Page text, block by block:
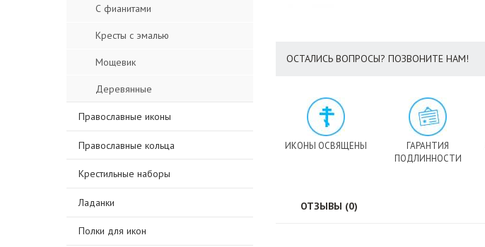
С фианитами
Кресты с эмалью
Мощевик
Деревянные
Православные иконы
Православные кольца
Крестильные наборы
Ладанки
Полки для икон
ОСТАЛИСЬ ВОПРОСЫ? ПОЗВОНИТЕ НАМ!
ИКОНЫ ОСВЯЩЕНЫ
ГАРАНТИЯ
ПОДЛИННОСТИ
ОТЗЫВЫ (0)